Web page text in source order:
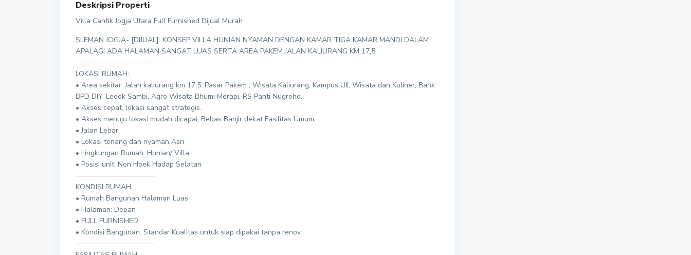
Deskripsi Properti
Villa Cantik Jogja Utara Full Furnished Dijual Murah
SLEMAN JOGJA- [DIJUAL]: KONSEP VILLA HUNIAN NYAMAN DENGAN KAMAR TIGA KAMAR MANDI DALAM
APALAGI ADA HALAMAN SANGAT LUAS SERTA AREA PAKEM JALAN KALIURANG KM 17,5.
———————————
LOKASI RUMAH:
• Area sekitar: Jalan kaliurang km 17,5 ,Pasar Pakem , Wisata Kaliurang, Kampus UII, Wisata dan Kuliner, Bank
BPD DIY, Ledok Sambi, Agro Wisata Bhumi Merapi, RS Panti Nugroho.
• Akses cepat, lokasi sangat strategis.
• Akses menuju lokasi mudah dicapai, Bebas Banjir dekat Fasilitas Umum,
• Jalan Lebar.
• Lokasi tenang dan nyaman Asri
• Lingkungan Rumah: Hunian/ Villa
• Posisi unit: Non Hoek Hadap Selatan
———————————
KONDISI RUMAH:
• Rumah Bangunan Halaman Luas
• Halaman: Depan
• FULL FURNISHED
• Kondisi Bangunan: Standar Kualitas untuk siap dipakai tanpa renov
———————————